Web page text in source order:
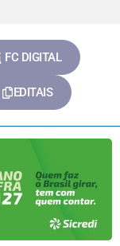
FC DIGITAL
EDITAIS